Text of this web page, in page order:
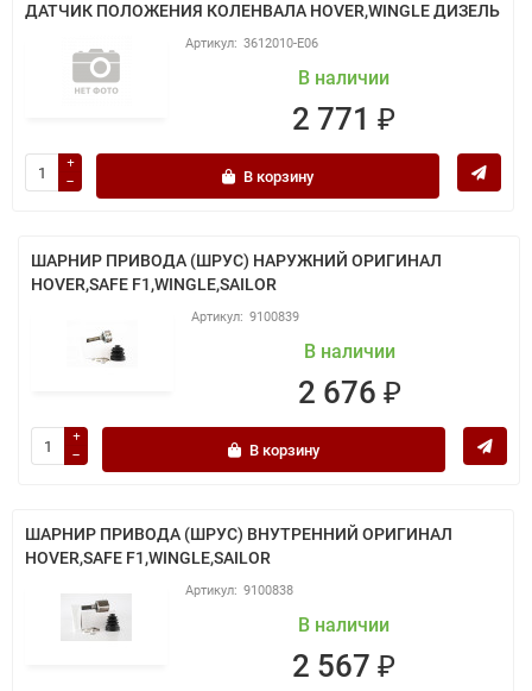
ДАТЧИК ПОЛОЖЕНИЯ КОЛЕНВАЛА HOVER,WINGLE ДИЗЕЛЬ
3612010-E06
В наличии
2 771 ₽
В корзину
ШАРНИР ПРИВОДА (ШРУС) НАРУЖНИЙ ОРИГИНАЛ
HOVER,SAFE F1,WINGLE,SAILOR
9100839
В наличии
2 676 ₽
В корзину
ШАРНИР ПРИВОДА (ШРУС) ВНУТРЕННИЙ ОРИГИНАЛ
HOVER,SAFE F1,WINGLE,SAILOR
9100838
В наличии
2 567 ₽